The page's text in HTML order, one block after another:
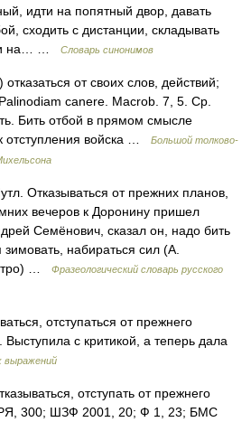
идти на попятный двор, давать
сходить с дистанции, складывать
на… …
Словарь синонимов
от своих слов, действий;
canere. Macrob. 7, 5. Ср.
Бить отбой в прямом смысле
отступления войска …
Большой толково-
Отказываться от прежних планов,
вечеров к Доронину пришел
Семёнович, сказал он, надо бить
набираться сил (А.
…
Фразеологический словарь русского
отступаться от прежнего
с критикой, а теперь дала
выражений
отступать от прежнего
300; ШЗФ 2001, 20; Ф 1, 23; БМС